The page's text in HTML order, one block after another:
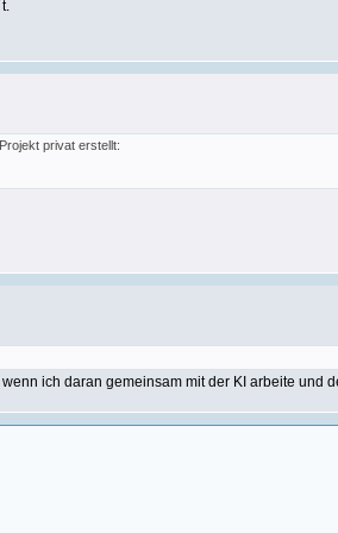
privat erstellt:
ich daran gemeinsam mit der KI arbeite und